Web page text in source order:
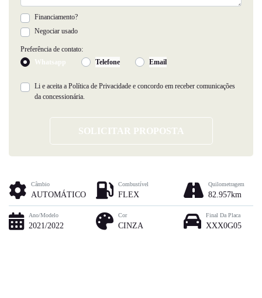
Financiamento?
Negociar usado
Preferência de contato:
Whatsapp
Telefone Email
Li e aceita a Política de Privacidade e concordo em receber comunicações
da concessionária.
SOLICITAR PROPOSTA
Câmbio
AUTOMÁTICO
Combustível
FLEX
Quilometragem
82.957km
Ano/Modelo
2021/2022
Cor
CINZA
Final Da Placa
XXX0G05